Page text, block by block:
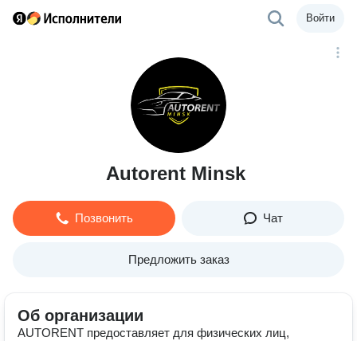
Войти
Autorent Minsk
Позвонить Чат
Предложить заказ
Об организации
AUTORENT предоставляет для физических лиц,